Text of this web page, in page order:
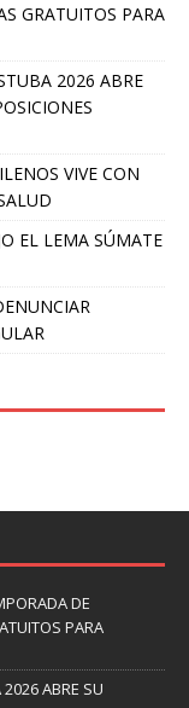
GRATUITOS PARA
2026 ABRE
VIVE CON
EL LEMA SÚMATE
DE
PARA
ABRE SU